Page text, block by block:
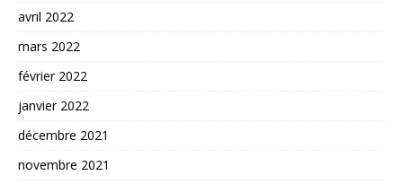
avril 2022
mars 2022
février 2022
janvier 2022
décembre 2021
novembre 2021